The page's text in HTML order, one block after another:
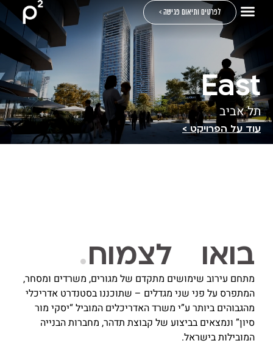
לפרטים ותיאום פגישה >
East
תל אביב
עוד על הפרויקט >
בואו לצמוח.
מתחם עירוב שימושים מתקדם של מגורים, משרדים ומסחר,
המתפרס על פני שני מגדלים – שתוכננו בסטנדרט אדריכלי
מהגבוהים ביותר ע”י משרד האדריכלים המוביל “יסקי מור
סיון” ונמצאים בביצוע של קבוצת תדהר, מחברות הבנייה
המובילות בישראל.